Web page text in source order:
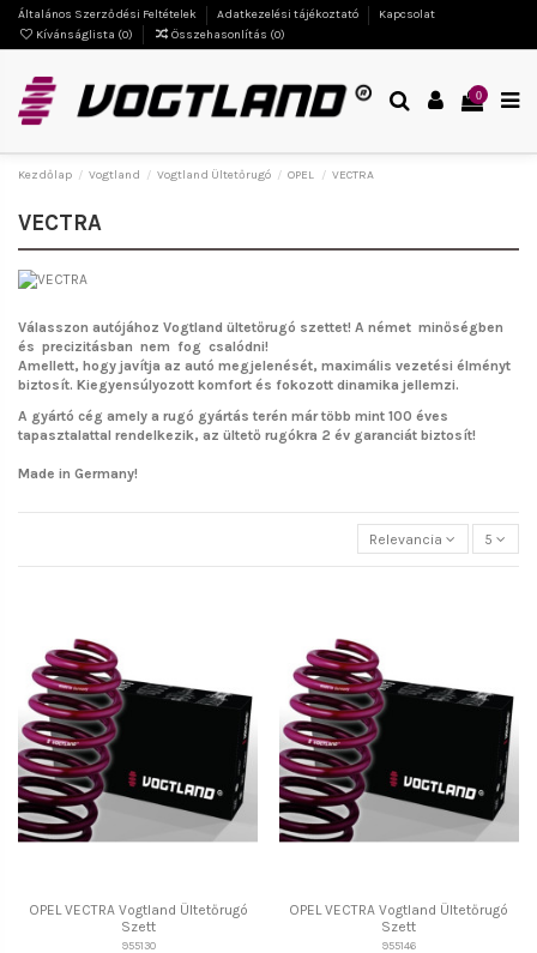
Általános Szerződési Feltételek Adatkezelési tájékoztató
Kapcsolat
Kívánságlista (0) Összehasonlítás (0)
0
Kezdőlap Vogtland Vogtland Ültetőrugó OPEL VECTRA
VECTRA
Válasszon autójához Vogtland ültetőrugó szettet! A német minőségben
és precizitásban nem fog csalódni!
Amellett, hogy javítja az autó megjelenését, maximális vezetési élményt
biztosít. Kiegyensúlyozott komfort és fokozott dinamika jellemzi.
A gyártó cég amely a rugó gyártás terén már több mint 100 éves
tapasztalattal rendelkezik, az ültető rugókra 2 év garanciát biztosít!
Made in Germany!
Relevancia 5
OPEL VECTRA Vogtland Ültetőrugó
Szett
955130
OPEL VECTRA Vogtland Ültetőrugó
Szett
955146